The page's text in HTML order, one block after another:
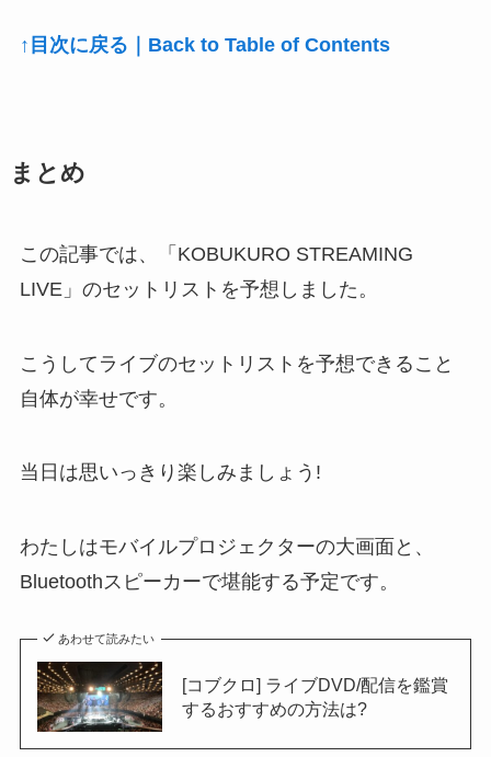
↑目次に戻る｜Back to Table of Contents
まとめ
この記事では、「KOBUKURO STREAMING
LIVE」のセットリストを予想しました。
こうしてライブのセットリストを予想できること
自体が幸せです。
当日は思いっきり楽しみましょう!
わたしはモバイルプロジェクターの大画面と、
Bluetoothスピーカーで堪能する予定です。
あわせて読みたい
[コブクロ] ライブDVD/配信を鑑賞
するおすすめの方法は?